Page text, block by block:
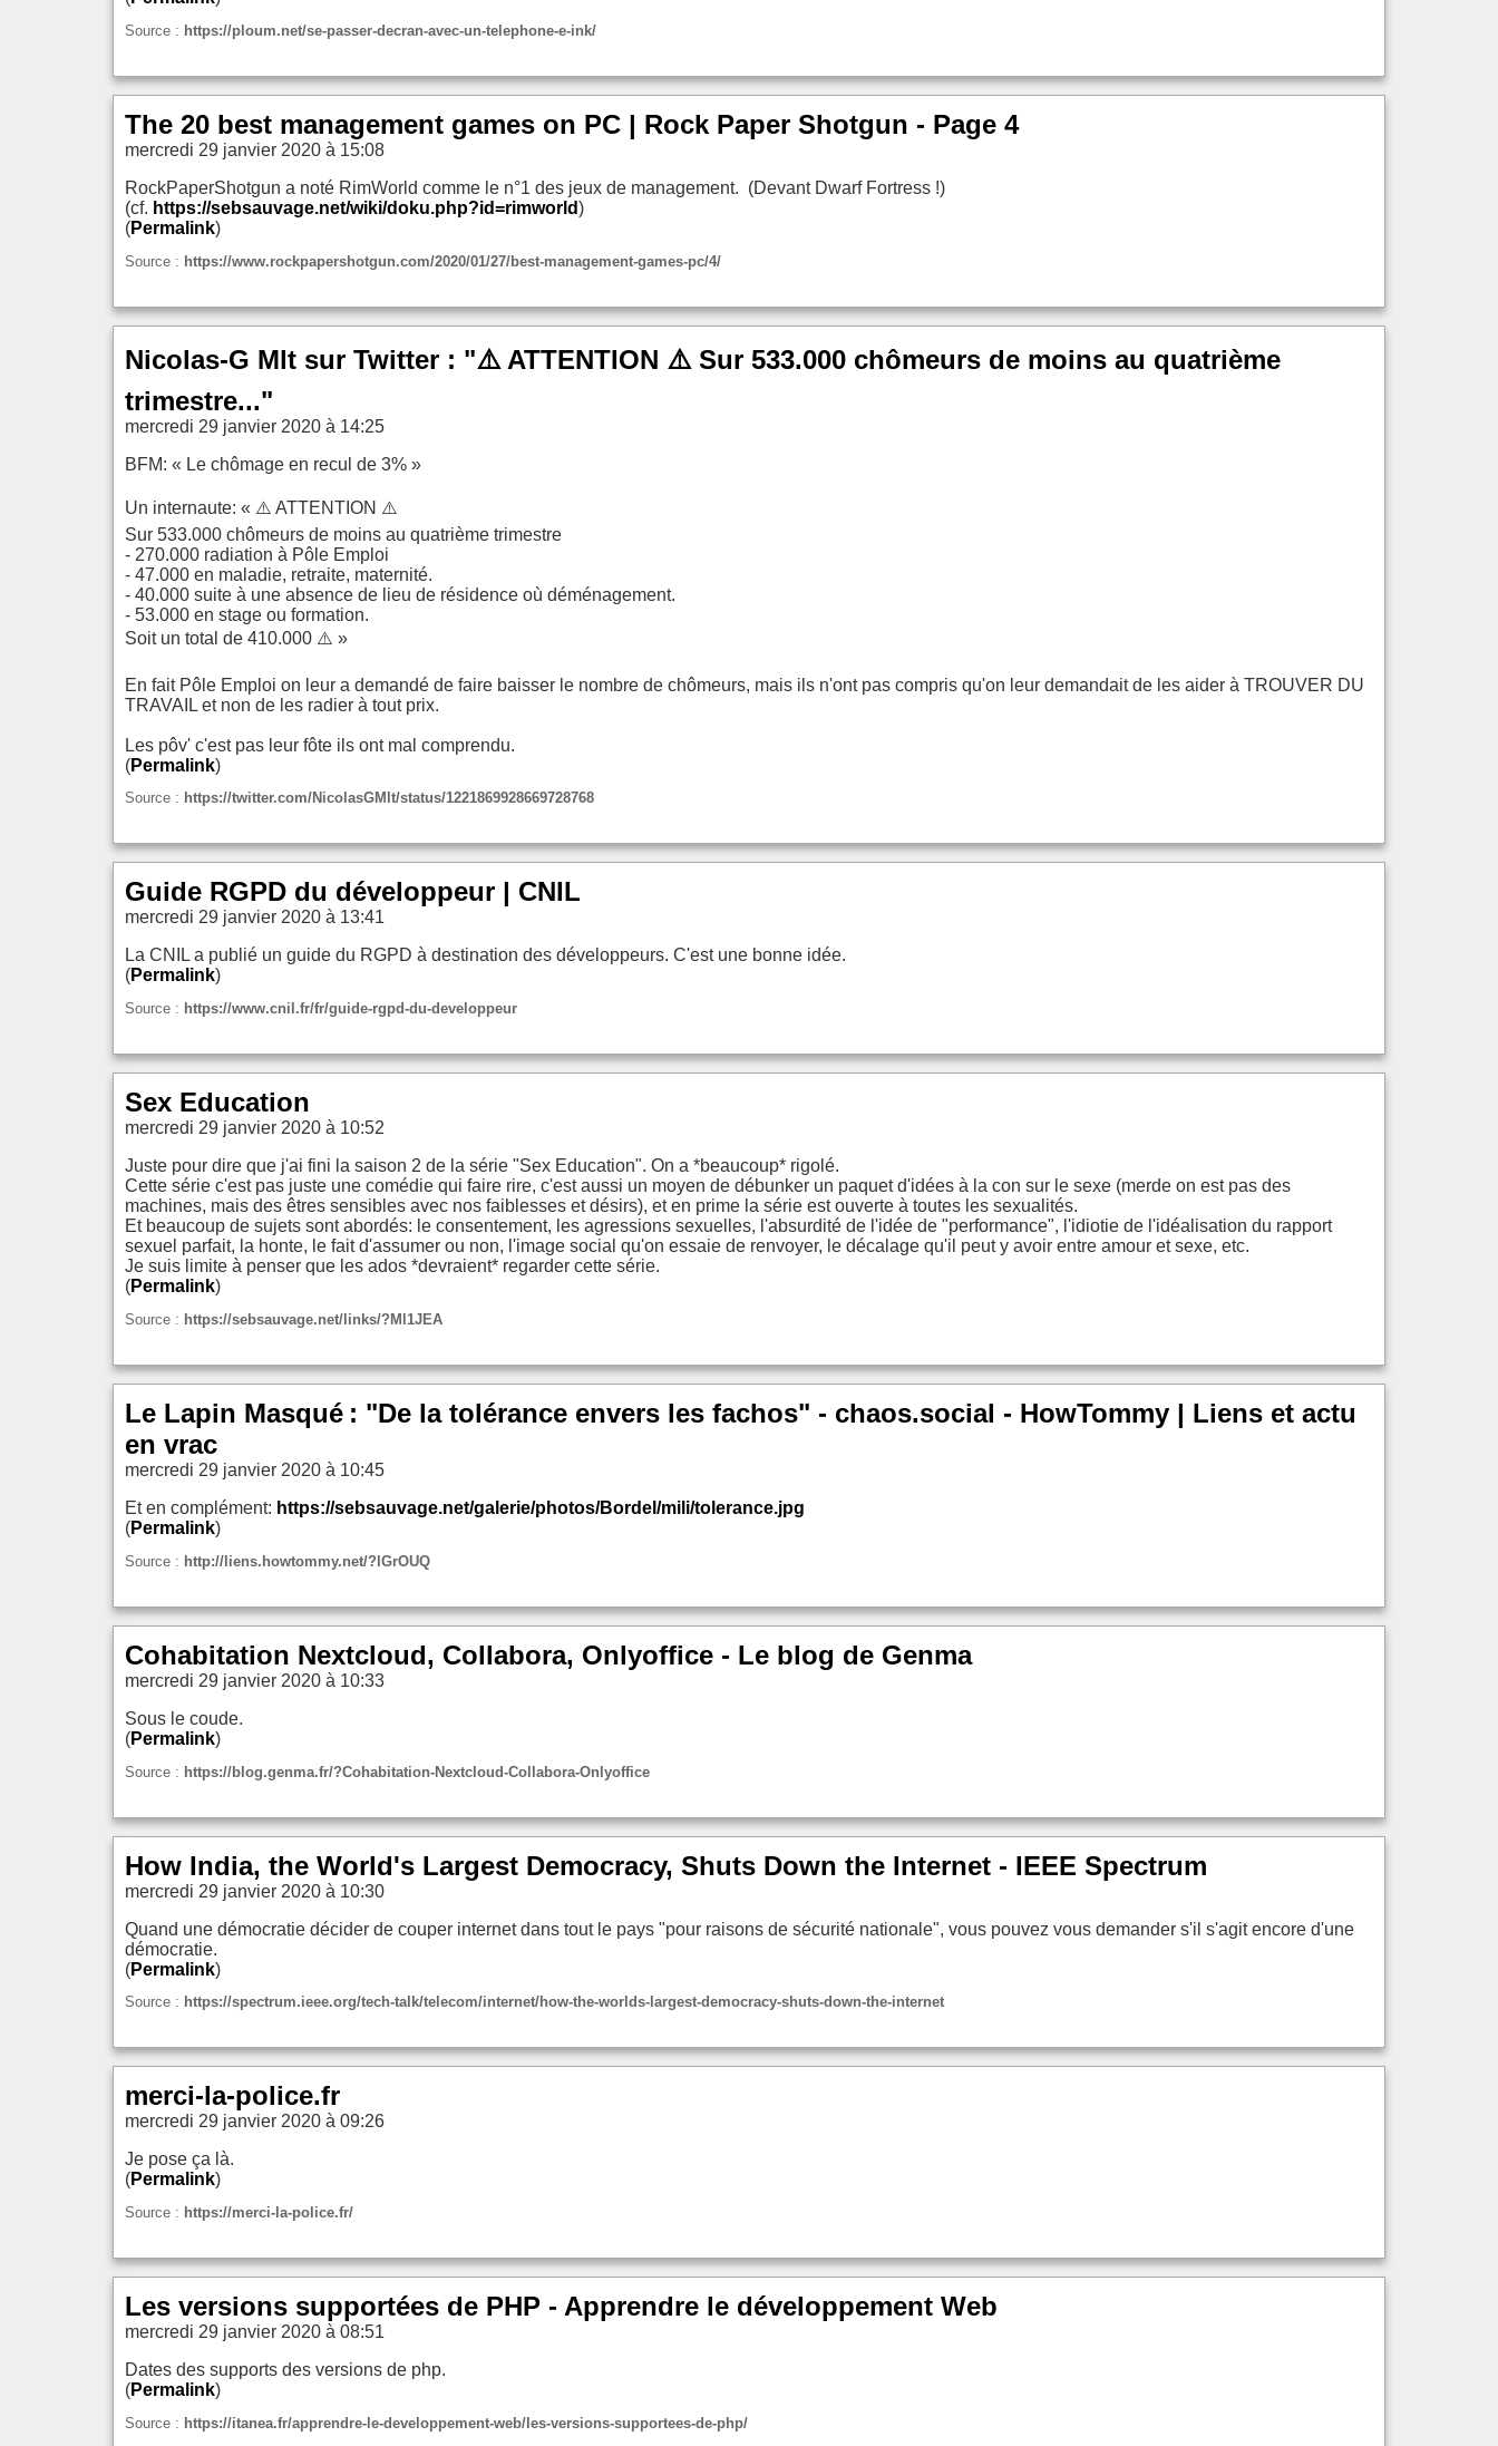
Source : https://ploum.net/se-passer-decran-avec-un-telephone-e-ink/
The 20 best management games on PC | Rock Paper Shotgun - Page 4
mercredi 29 janvier 2020 à 15:08
RockPaperShotgun a noté RimWorld comme le n°1 des jeux de management. (Devant Dwarf Fortress !)
(cf. https://sebsauvage.net/wiki/doku.php?id=rimworld)
(Permalink)
Source : https://www.rockpapershotgun.com/2020/01/27/best-management-games-pc/4/
Nicolas-G Mlt sur Twitter : "⚠️ ATTENTION ⚠️ Sur 533.000 chômeurs de moins au quatrième
trimestre..."
mercredi 29 janvier 2020 à 14:25
BFM: « Le chômage en recul de 3% »
Un internaute: « ⚠️ ATTENTION ⚠️
Sur 533.000 chômeurs de moins au quatrième trimestre
- 270.000 radiation à Pôle Emploi
- 47.000 en maladie, retraite, maternité.
- 40.000 suite à une absence de lieu de résidence où déménagement.
- 53.000 en stage ou formation.
Soit un total de 410.000 ⚠️ »
En fait Pôle Emploi on leur a demandé de faire baisser le nombre de chômeurs, mais ils n'ont pas compris qu'on leur demandait de les aider à TROUVER DU
TRAVAIL et non de les radier à tout prix.
Les pôv' c'est pas leur fôte ils ont mal comprendu.
(Permalink)
Source : https://twitter.com/NicolasGMlt/status/1221869928669728768
Guide RGPD du développeur | CNIL
mercredi 29 janvier 2020 à 13:41
La CNIL a publié un guide du RGPD à destination des développeurs. C'est une bonne idée.
(Permalink)
Source : https://www.cnil.fr/fr/guide-rgpd-du-developpeur
Sex Education
mercredi 29 janvier 2020 à 10:52
Juste pour dire que j'ai fini la saison 2 de la série "Sex Education". On a *beaucoup* rigolé.
Cette série c'est pas juste une comédie qui faire rire, c'est aussi un moyen de débunker un paquet d'idées à la con sur le sexe (merde on est pas des
machines, mais des êtres sensibles avec nos faiblesses et désirs), et en prime la série est ouverte à toutes les sexualités.
Et beaucoup de sujets sont abordés: le consentement, les agressions sexuelles, l'absurdité de l'idée de "performance", l'idiotie de l'idéalisation du rapport
sexuel parfait, la honte, le fait d'assumer ou non, l'image social qu'on essaie de renvoyer, le décalage qu'il peut y avoir entre amour et sexe, etc.
Je suis limite à penser que les ados *devraient* regarder cette série.
(Permalink)
Source : https://sebsauvage.net/links/?Ml1JEA
Le Lapin Masqué : "De la tolérance envers les fachos" - chaos.social - HowTommy | Liens et actu
en vrac
mercredi 29 janvier 2020 à 10:45
Et en complément: https://sebsauvage.net/galerie/photos/Bordel/mili/tolerance.jpg
(Permalink)
Source : http://liens.howtommy.net/?lGrOUQ
Cohabitation Nextcloud, Collabora, Onlyoffice - Le blog de Genma
mercredi 29 janvier 2020 à 10:33
Sous le coude.
(Permalink)
Source : https://blog.genma.fr/?Cohabitation-Nextcloud-Collabora-Onlyoffice
How India, the World's Largest Democracy, Shuts Down the Internet - IEEE Spectrum
mercredi 29 janvier 2020 à 10:30
Quand une démocratie décider de couper internet dans tout le pays "pour raisons de sécurité nationale", vous pouvez vous demander s'il s'agit encore d'une
démocratie.
(Permalink)
Source : https://spectrum.ieee.org/tech-talk/telecom/internet/how-the-worlds-largest-democracy-shuts-down-the-internet
merci-la-police.fr
mercredi 29 janvier 2020 à 09:26
Je pose ça là.
(Permalink)
Source : https://merci-la-police.fr/
Les versions supportées de PHP - Apprendre le développement Web
mercredi 29 janvier 2020 à 08:51
Dates des supports des versions de php.
(Permalink)
Source : https://itanea.fr/apprendre-le-developpement-web/les-versions-supportees-de-php/